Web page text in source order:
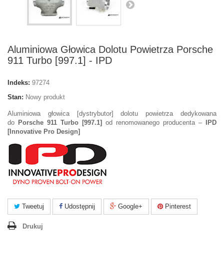
Aluminiowa Głowica Dolotu Powietrza Porsche
911 Turbo [997.1] - IPD
Indeks: 97274
Stan: Nowy produkt
Aluminiowa głowica [dystrybutor] dolotu powietrza dedykowana
do Porsche 911 Turbo [997.1] od renomowanego producenta –
IPD
[Innovative Pro Design]
Tweetuj Udostępnij Google+ Pinterest
Drukuj